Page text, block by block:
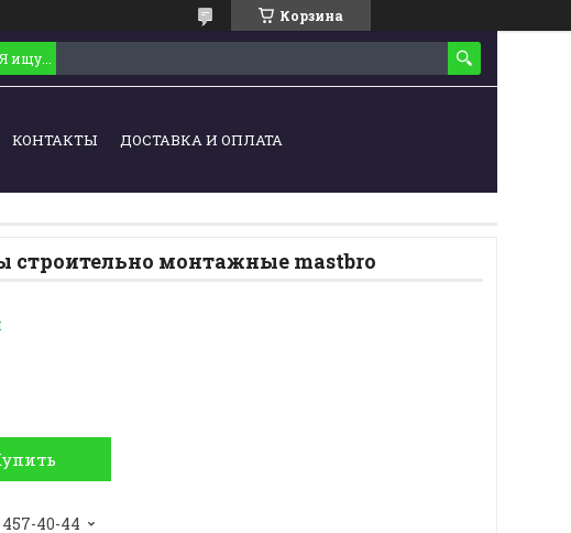
Корзина
КОНТАКТЫ ДОСТАВКА И ОПЛАТА
строительно монтажные mastbro
457-40-44